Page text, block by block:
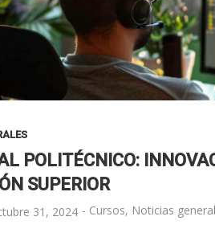
POLITÉCNICO:
SUPERIOR
31, 2024 - Cursos, Noticias